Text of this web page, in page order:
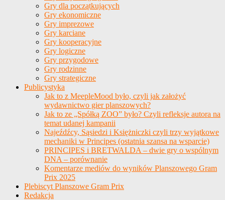
Gry dla początkujących
Gry ekonomiczne
Gry imprezowe
Gry karciane
Gry kooperacyjne
Gry logiczne
Gry przygodowe
Gry rodzinne
Gry strategiczne
Publicystyka
Jak to z MeepleMood było, czyli jak założyć
wydawnictwo gier planszowych?
Jak to ze „Spółką ZOO” było? Czyli refleksje autora na
temat udanej kampanii
Najeźdźcy, Sąsiedzi i Księżniczki czyli trzy wyjątkowe
mechaniki w Principes (ostatnia szansa na wsparcie)
PRINCIPES i BRETWALDA – dwie gry o wspólnym
DNA – porównanie
Komentarze mediów do wyników Planszowego Gram
Prix 2025
Plebiscyt Planszowe Gram Prix
Redakcja